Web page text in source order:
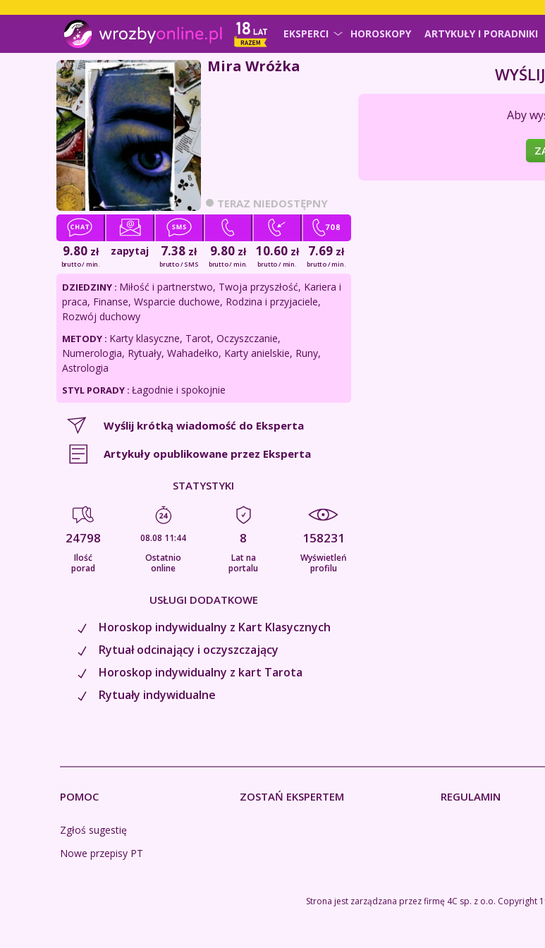
EKSPERCI HOROSKOPY ARTYKUŁY I PORADNIKI
Mira Wróżka
TERAZ NIEDOSTĘPNY
9.80 zł
brutto / min.
zapytaj 7.38 zł
brutto / SMS
9.80 zł
brutto / min.
10.60 zł
brutto / min.
7.69 zł
brutto / min.
DZIEDZINY : Miłość i partnerstwo, Twoja przyszłość, Kariera i
praca, Finanse, Wsparcie duchowe, Rodzina i przyjaciele,
Rozwój duchowy
METODY : Karty klasyczne, Tarot, Oczyszczanie,
Numerologia, Rytuały, Wahadełko, Karty anielskie, Runy,
Astrologia
STYL PORADY : Łagodnie i spokojnie
Wyślij krótką wiadomość do Eksperta
Artykuły opublikowane przez Eksperta
STATYSTYKI
24798
Ilość
porad
08.08 11:44
Ostatnio
online
8
Lat na
portalu
158231
Wyświetleń
profilu
USŁUGI DODATKOWE
Horoskop indywidualny z Kart Klasycznych
Rytuał odcinający i oczyszczający
Horoskop indywidualny z kart Tarota
Rytuały indywidualne
Aby
POMOC
Zgłoś sugestię
Nowe przepisy PT
ZOSTAŃ EKSPERTEM REGULAMIN
Strona jest zarządzana przez firmę 4C sp. z o.o. Copyright